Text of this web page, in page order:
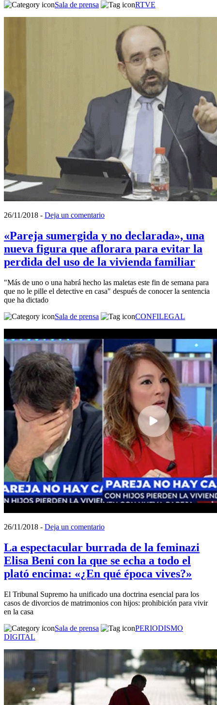
Sala de prensa
RTVE
26/11/2018 - Deja un comentario
«Pareja sumergida y no declarada», una
nueva figura que aflorara para evitar la
perdida del uso de la vivienda familiar
"Más de uno o una habrá hecho las maletas este fin de semana para
que no le pille el detective en casa" después de conocer la sentencia
que ha dictado
Sala de prensa
CONFILEGAL
26/11/2018 - Deja un comentario
La espectacular burrada de la feminazi
Elisa Beni con la que se echa a todo el
plató encima: «¿En qué época vives?»
El Tribunal Supremo ha unificado una doctrina esencial para los
casos de divorcios de matrimonios con hijos: prohibición para vivir
en la casa
Sala de prensa
PERIODISMO
DIGITAL